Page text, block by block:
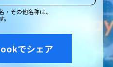
その他名称は、
でシェア